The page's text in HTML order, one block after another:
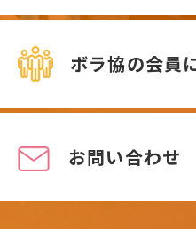
ボラ協の会員
お問い合わせ